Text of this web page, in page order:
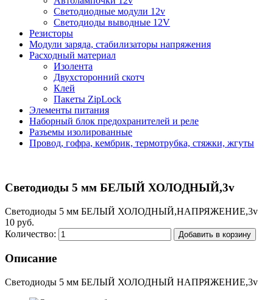
Светодиодные модули 12v
Светодиоды выводные 12V
Резисторы
Модули заряда, стабилизаторы напряжения
Расходный материал
Изолента
Двухсторонний скотч
Клей
Пакеты ZipLock
Элементы питания
Наборный блок предохранителей и реле
Разъемы изолированные
Провод, гофра, кембрик, термотрубка, стяжки, жгуты
Светодиоды 5 мм БЕЛЫЙ ХОЛОДНЫЙ,3v
Светодиоды 5 мм БЕЛЫЙ ХОЛОДНЫЙ,НАПРЯЖЕНИЕ,3v
10 руб.
Количество:
Добавить в корзину
Описание
Светодиоды 5 мм БЕЛЫЙ ХОЛОДНЫЙ НАПРЯЖЕНИЕ,3v